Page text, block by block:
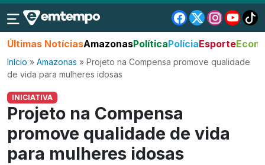
Últimas NotíciasAmazonasPolíticaPolíciaEsporte
Início » Amazonas » Projeto na Compensa promove qualidade
de vida para mulheres idosas
INICIATIVA
Projeto na Compensa
promove qualidade de vida
para mulheres idosas